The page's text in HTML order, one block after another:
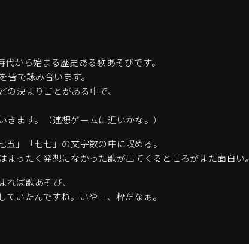
から始まる歴史ある歌あそびです。
で詠み合います。
決まりごとがある中で、
ます。（連想ゲームに近いかな。）
」「七七」の文字数の中に収める。
ったく発想になかった歌が出てくるところがまた面白い。
ば歌あそび、
いたんですね。いやー、粋だなぁ。